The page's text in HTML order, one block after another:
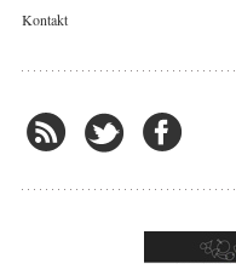
Kontakt